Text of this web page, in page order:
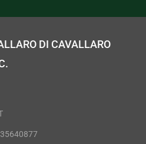
DI CAVALLARO